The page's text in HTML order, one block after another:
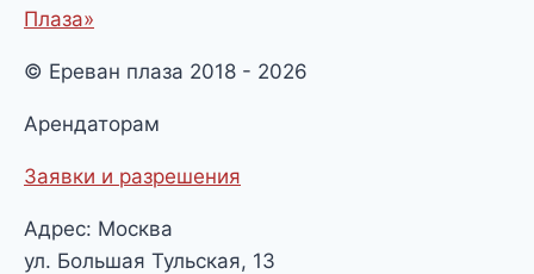
Плаза»
© Ереван плаза 2018 - 2026
Арендаторам
Заявки и разрешения
Адрес: Москва
ул. Большая Тульская, 13